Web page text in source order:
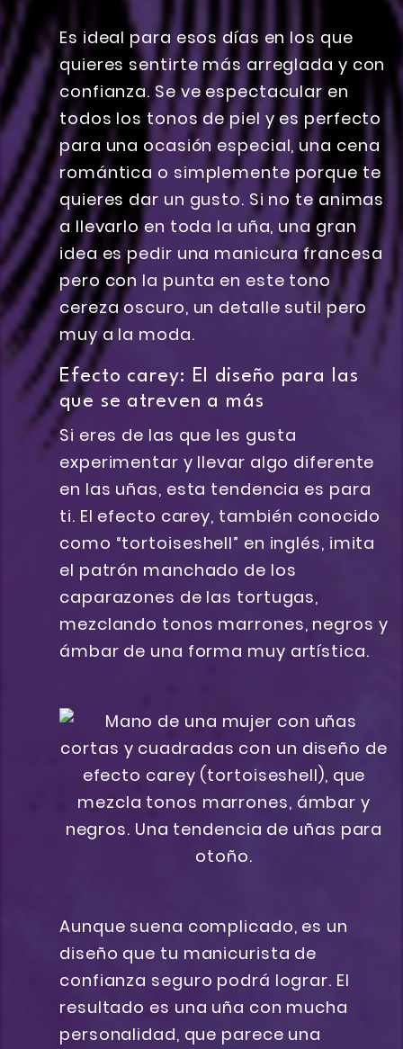
Es ideal para esos días en los que
quieres sentirte más arreglada y con
confianza. Se ve espectacular en
todos los tonos de piel y es perfecto
para una ocasión especial, una cena
romántica o simplemente porque te
quieres dar un gusto. Si no te animas
a llevarlo en toda la uña, una gran
idea es pedir una manicura francesa
pero con la punta en este tono
cereza oscuro, un detalle sutil pero
muy a la moda.
Efecto carey: El diseño para las
que se atreven a más
Si eres de las que les gusta
experimentar y llevar algo diferente
en las uñas, esta tendencia es para
ti. El efecto carey, también conocido
como “tortoiseshell” en inglés, imita
el patrón manchado de los
caparazones de las tortugas,
mezclando tonos marrones, negros y
ámbar de una forma muy artística.
Aunque suena complicado, es un
diseño que tu manicurista de
confianza seguro podrá lograr. El
resultado es una uña con mucha
personalidad, que parece una